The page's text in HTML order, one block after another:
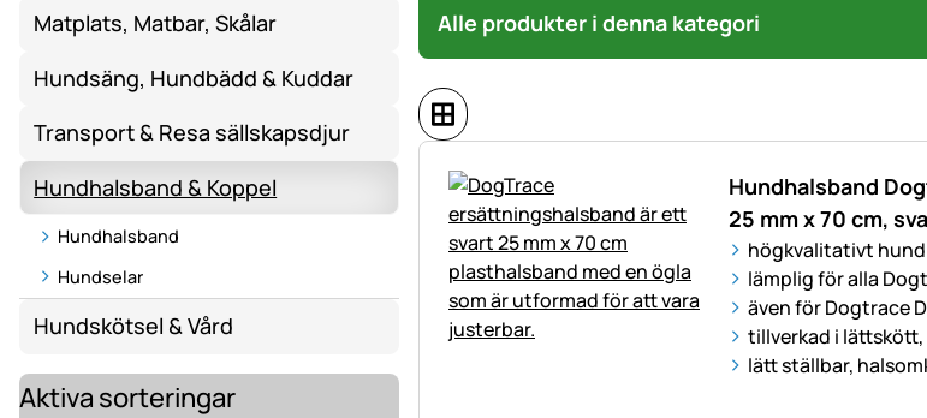
Matplats, Matbar, Skålar
Hundsäng, Hundbädd & Kuddar
Transport & Resa sällskapsdjur
Hundhalsband & Koppel
Hundhalsband
Hundselar
Hundskötsel & Vård
Aktiva sorteringar
Alle produkter i denna kategori
Hundhalsband
25 mm x 70 cm,
högkvalitativt
lämplig för alla
även för Dogtrace
tillverkad i
lätt ställbar,